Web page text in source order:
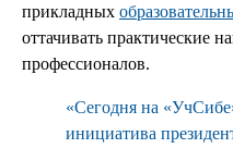
прикладных
оттачивать практические
профессионалов.
«Сегодня на
инициатива